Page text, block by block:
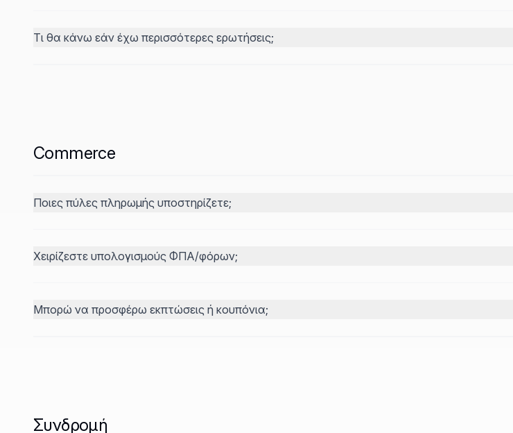
Τι θα κάνω εάν έχω περισσότερες ερωτήσεις;
Commerce
Ποιες πύλες πληρωμής υποστηρίζετε;
Χειρίζεστε υπολογισμούς ΦΠΑ/φόρων;
Μπορώ να προσφέρω εκπτώσεις ή κουπόνια;
Συνδρομή